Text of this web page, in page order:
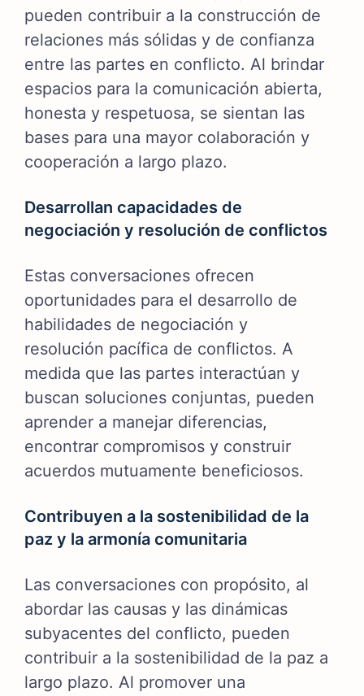
pueden contribuir a la construcción de
relaciones más sólidas y de confianza
entre las partes en conflicto. Al brindar
espacios para la comunicación abierta,
honesta y respetuosa, se sientan las
bases para una mayor colaboración y
cooperación a largo plazo.
Desarrollan capacidades de
negociación y resolución de conflictos
Estas conversaciones ofrecen
oportunidades para el desarrollo de
habilidades de negociación y
resolución pacífica de conflictos. A
medida que las partes interactúan y
buscan soluciones conjuntas, pueden
aprender a manejar diferencias,
encontrar compromisos y construir
acuerdos mutuamente beneficiosos.
Contribuyen a la sostenibilidad de la
paz y la armonía comunitaria
Las conversaciones con propósito, al
abordar las causas y las dinámicas
subyacentes del conflicto, pueden
contribuir a la sostenibilidad de la paz a
largo plazo. Al promover una